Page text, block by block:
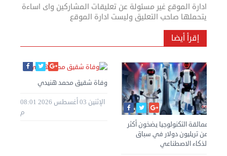
ادارة الموقع غير مسئولة عن تعليقات المشاركين واى اساءة
يتحملها صاحب التعليق وليست ادارة الموقع
إقرأ أيضا
وفاة شقيق محمد هنيدي
الإثنين 03 أغسطس 2026 08:01
م
عمالقة التكنولوجيا يضخون أكثر
من تريليون دولار في سباق
الذكاء الاصطناعي